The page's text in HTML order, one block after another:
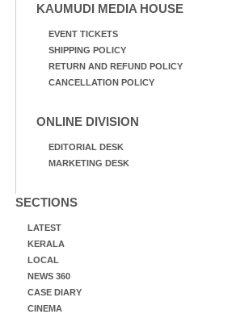
KAUMUDI MEDIA HOUSE
EVENT TICKETS
SHIPPING POLICY
RETURN AND REFUND POLICY
CANCELLATION POLICY
ONLINE DIVISION
EDITORIAL DESK
MARKETING DESK
SECTIONS
LATEST
KERALA
LOCAL
NEWS 360
CASE DIARY
CINEMA